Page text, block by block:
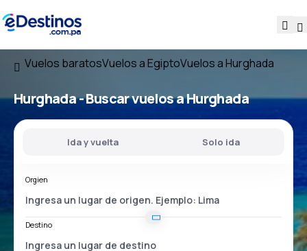
Vuelos baratosVuelos a EgiptoVuelos a Hurghada
Hurghada - Buscar vuelos a Hurghada
Ida y vuelta Solo ida
Orgien
Destino